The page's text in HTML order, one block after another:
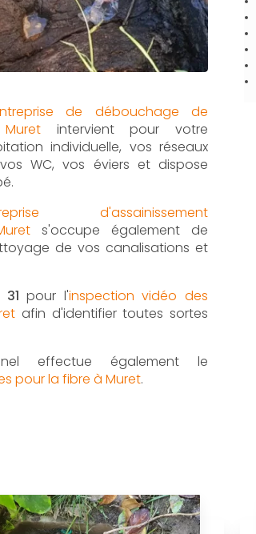
de débouchage de
intervient pour votre
individuelle, vos réseaux
WC, vos éviers et dispose
d'assainissement
s'occupe également de
de vos canalisations et
31 pour l'inspection vidéo des
afin d'identifier toutes sortes
effectue également le
pour la fibre à Muret.